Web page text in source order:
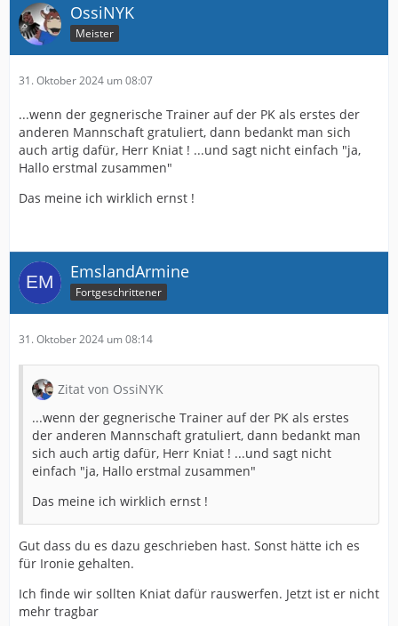
OssiNYK
Meister
31. Oktober 2024 um 08:07
...wenn der gegnerische Trainer auf der PK als erstes der
anderen Mannschaft gratuliert, dann bedankt man sich
auch artig dafür, Herr Kniat ! ...und sagt nicht einfach "ja,
Hallo erstmal zusammen"
Das meine ich wirklich ernst !
EmslandArmine
Fortgeschrittener
31. Oktober 2024 um 08:14
Zitat von OssiNYK
...wenn der gegnerische Trainer auf der PK als erstes
der anderen Mannschaft gratuliert, dann bedankt man
sich auch artig dafür, Herr Kniat ! ...und sagt nicht
einfach "ja, Hallo erstmal zusammen"
Das meine ich wirklich ernst !
Gut dass du es dazu geschrieben hast. Sonst hätte ich es
für Ironie gehalten.
Ich finde wir sollten Kniat dafür rauswerfen. Jetzt ist er nicht
mehr tragbar